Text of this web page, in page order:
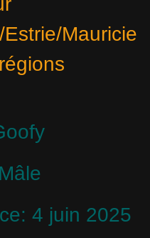
Mauricie
4 juin 2025